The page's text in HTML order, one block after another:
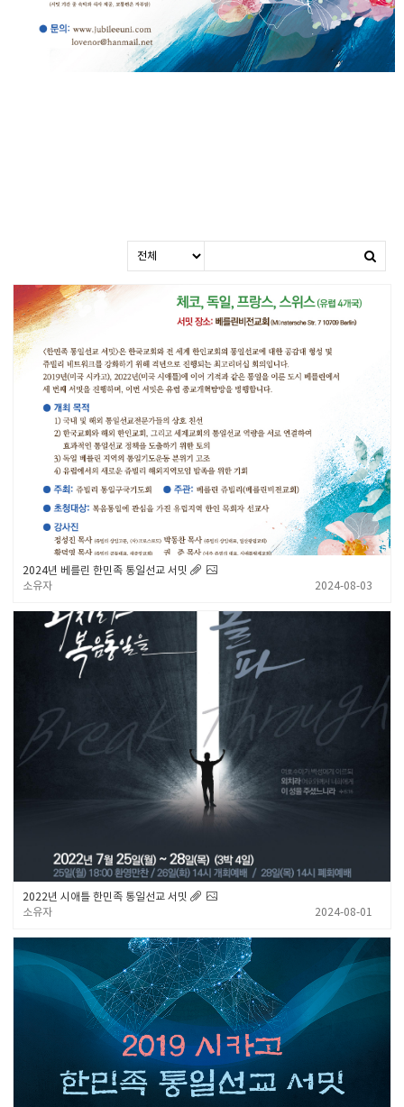
2024년 베를린 한민족 통일선교 서밋
소유자
2024-08-03
2022년 시애틀 한민족 통일선교 서밋
소유자
2024-08-01